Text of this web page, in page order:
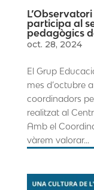
participa al
pedagògics
oct. 28, 2024
El Grup
mes d’octubre
coordinadors
realitzat al
Amb el
vàrem valorar...